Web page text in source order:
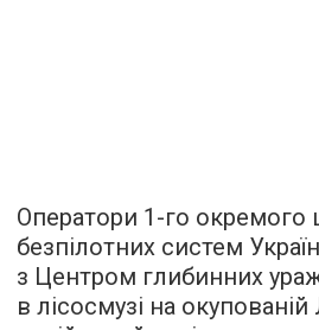
Оператори 1-го окремого
безпілотних систем
з Центром глибинних
в лісосмузі на